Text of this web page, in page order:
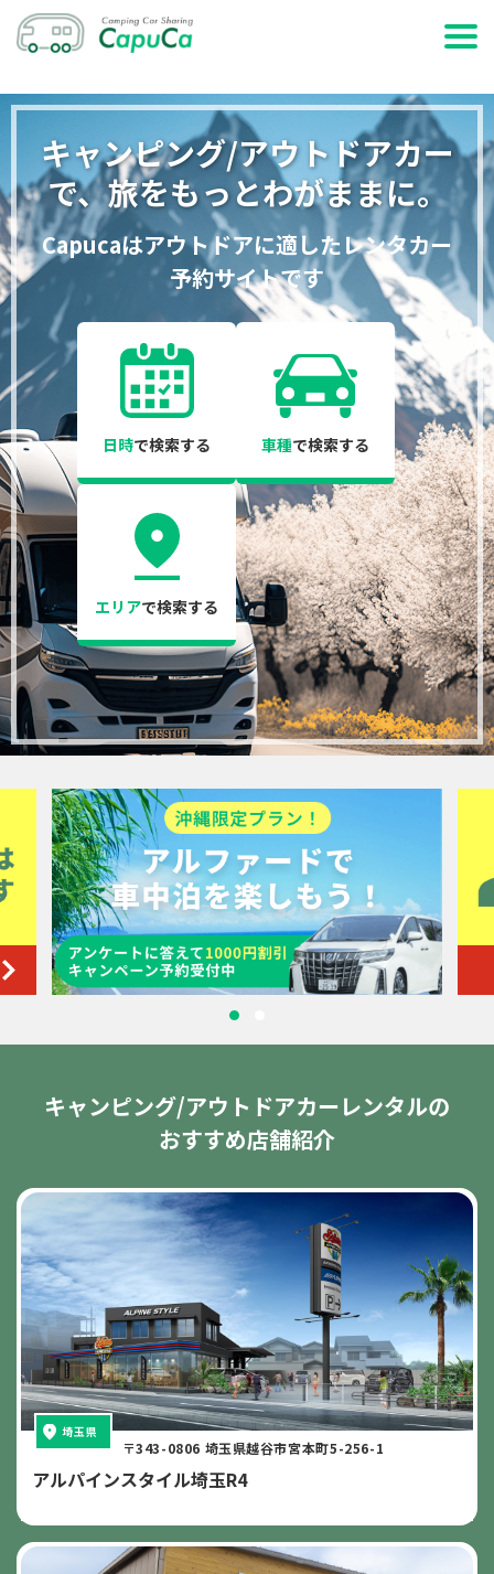
ホーム
日時で検索する
車両で検索する
特集・記事を読む
サービス説明
お問い合わせ
ログイン
会員登録
キャンピング/アウトドアカー
で、旅をもっとわがままに。
Capucaはアウトドアに適したレンタカー
予約サイトです
日時で検索する 車種で検索する
エリアで検索する
キャンピング/アウトドアカーレンタルの
おすすめ店舗紹介
埼玉県
〒343-0806 埼玉県越谷市宮本町5-256-1
アルパインスタイル埼玉R4